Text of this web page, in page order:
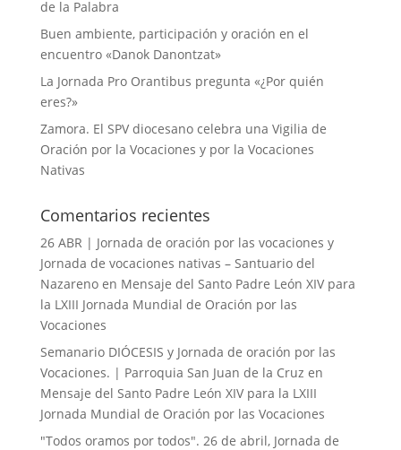
de la Palabra
Buen ambiente, participación y oración en el
encuentro «Danok Danontzat»
La Jornada Pro Orantibus pregunta «¿Por quién
eres?»
Zamora. El SPV diocesano celebra una Vigilia de
Oración por la Vocaciones y por la Vocaciones
Nativas
Comentarios recientes
26 ABR | Jornada de oración por las vocaciones y
Jornada de vocaciones nativas – Santuario del
Nazarenoen Mensaje del Santo Padre León XIV para
la LXIII Jornada Mundial de Oración por las
Vocaciones
Semanario DIÓCESIS y Jornada de oración por las
Vocaciones. | Parroquia San Juan de la Cruz en
Mensaje del Santo Padre León XIV para la LXIII
Jornada Mundial de Oración por las Vocaciones
"Todos oramos por todos". 26 de abril, Jornada de